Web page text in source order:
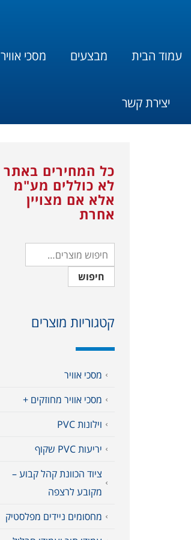
עמוד הבית מבצעים מסכי אוויר
יצירת קשר
כל המחירים באתר
לא כוללים מע"מ
אלא אם מצויין
אחרת
חיפוש
קטגוריות מוצרים
מסכי אוויר
מסכי אוויר מחוזקים +
וילונות PVC
יריעות PVC שקוף
ציוד הכוונת קהל קבוע –
מקובע לרצפה
מחסומים ניידים מפלסטיק